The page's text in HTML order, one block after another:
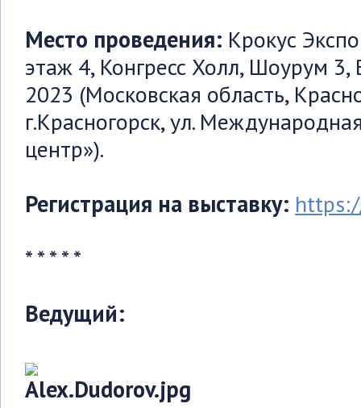
Место проведения: Крокус
этаж 4, Конгресс Холл, Шоурум 3,
2023 (Московская область,
г.Красногорск, ул.
центр»).
Регистрация на выставку:
* * * * *
Ведущий: